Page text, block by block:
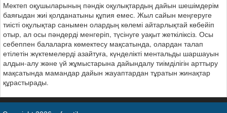
Мектеп оқушыларының пәндік оқулықтардың дайын шешімдерім
баяғыдан жиі қолданатыны құпия емес. Жыл сайын меңгеруге
тиісті оқулықтар санымен олардың көлемі айтарлықтай көбейіп
отыр, ал осы пәндерді менгеріп, түсінуге уақыт жеткіліксіз. Осы
себеппен балаларға көмектесу мақсатында, олардан талап
етілетін жүктемелерді азайтуға, күнделікті ментальды шаршауын
алдын-алу және үй жұмыстарына дайындалу тиімділігін арттыру
мақсатында мамандар дайын жауаптардан тұратын жинақтар
құрастырады.